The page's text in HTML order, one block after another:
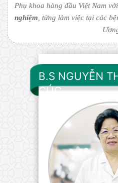
Phụ khoa hàng đầu Việt Nam
nghiệm , từng làm việc tại các
B.S NGUYỄN
CÚC